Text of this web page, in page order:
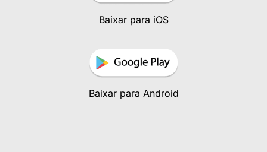
Baixar para iOS
Baixar para Android